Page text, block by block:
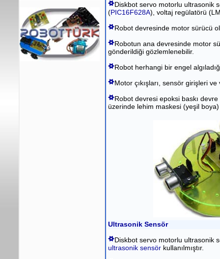
Diskbot servo motorlu ultrasonik
(PIC16F628A), voltaj regülatörü
Robot devresinde motor sürücü
Robotun ana devresinde motor
gönderildiği gözlemlenebilir.
Robot herhangi bir engel
Motor çıkışları, sensör girişleri
Robot devresi epoksi baskı devre
üzerinde lehim maskesi (yeşil
Ultrasonik Sensör
Diskbot servo motorlu ultrasonik
ultrasonik sensör kullanılmıştır.